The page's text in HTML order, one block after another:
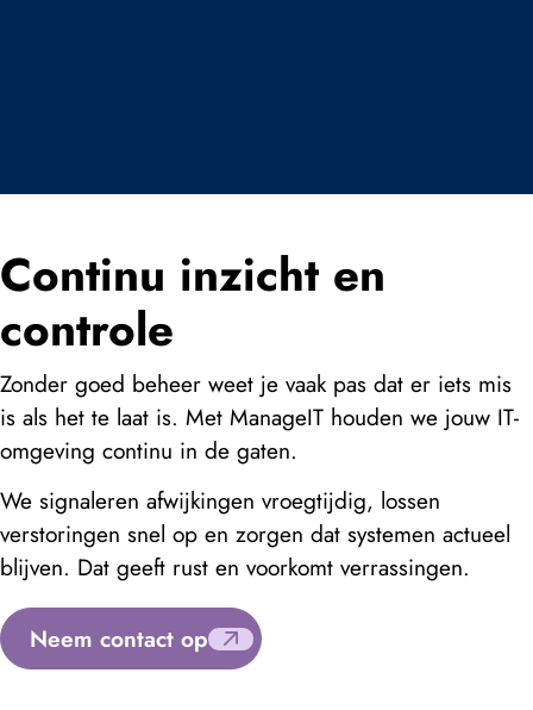
Continu inzicht en
controle
Zonder goed beheer weet je vaak pas dat er iets mis
is als het te laat is. Met ManageIT houden we jouw IT-
omgeving continu in de gaten.
We signaleren afwijkingen vroegtijdig, lossen
verstoringen snel op en zorgen dat systemen actueel
blijven. Dat geeft rust en voorkomt verrassingen.
Neem contact op